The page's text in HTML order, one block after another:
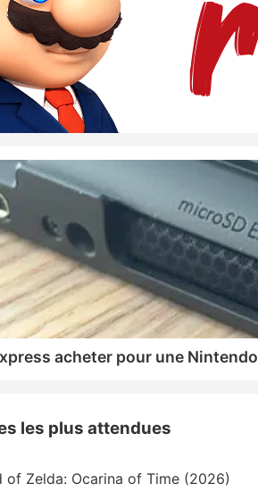
acheter pour une
les plus attendues
of Zelda: Ocarina of Time (2026)